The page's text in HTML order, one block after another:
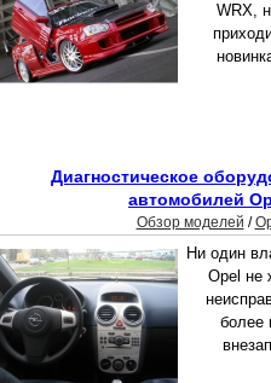
WRX,
Диагностическое
автомобилей
Обзор моделей /
Ни один
Opel не
более